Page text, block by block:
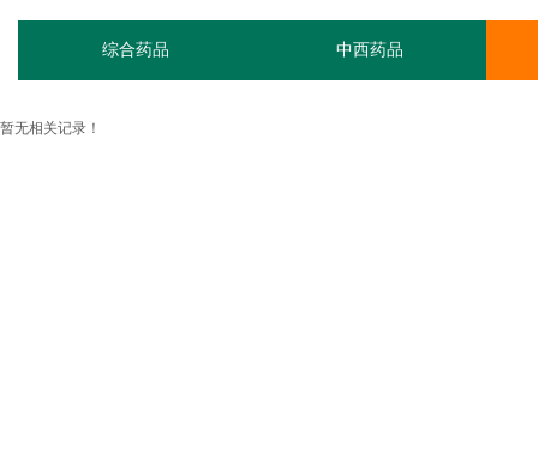
综合药品 中西药品
暂无相关记录！